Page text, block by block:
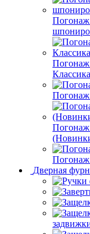
Погонаж
Классика
Дверная